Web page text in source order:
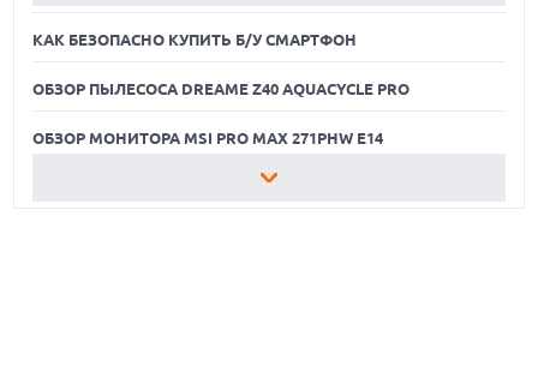
КАК БЕЗОПАСНО КУПИТЬ Б/У СМАРТФОН
ОБЗОР ПЫЛЕСОСА DREAME Z40 AQUACYCLE PRO
ОБЗОР МОНИТОРА MSI PRO MAX 271PHW E14
КАК БЕЗОПАСНО КУПИТЬ Б/У СМАРТФОН